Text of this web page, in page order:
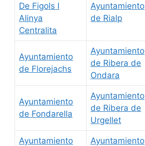
De Figols I
Alinya
Centralita
Ayuntamiento
de Rialp
Ayuntamiento
de Florejachs
Ayuntamiento
de Ribera de
Ondara
Ayuntamiento
de Fondarella
Ayuntamiento
de Ribera de
Urgellet
Ayuntamiento
Ayuntamiento